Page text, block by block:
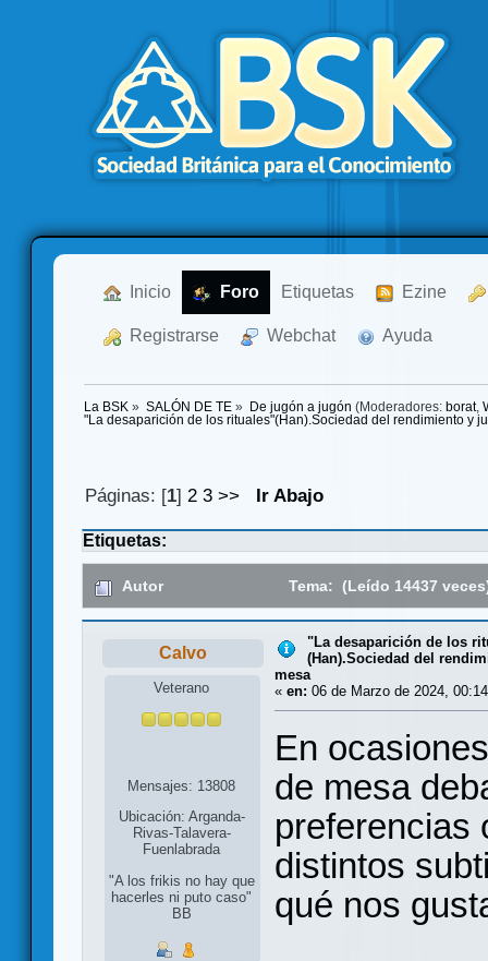
Inicio Foro Etiquetas Ezine
Registrarse Webchat Ayuda
La BSK » SALÓN DE TE » De jugón a jugón (Moderadores: borat,
"La desaparición de los rituales"(Han).Sociedad del rendimiento y
Páginas: [1]2 3 >> Ir Abajo
Etiquetas:
Autor Tema: (Leído 14437
Calvo
Veterano
Mensajes: 13808
Ubicación: Arganda-
Rivas-Talavera-
Fuenlabrada
"A los frikis no hay que
hacerles ni puto caso"
BB
"La desaparición de los
(Han).Sociedad del
mesa
« en: 06 de Marzo de 2024,
En
de mesa
preferencias
distintos
qué nos